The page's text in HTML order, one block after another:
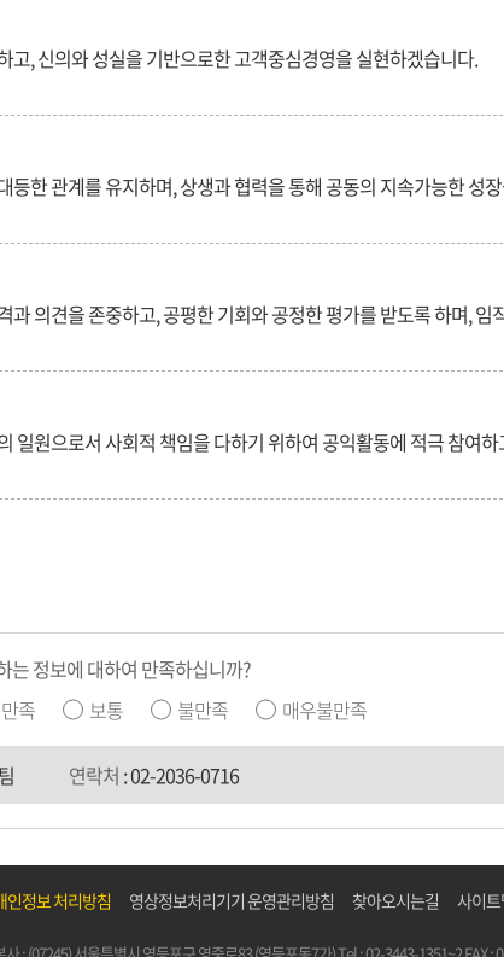
고, 신의와 성실을 기반으로한 고객중심경영을 실현하겠습니다.
등한 관계를 유지하며, 상생과 협력을 통해 공동의 지속가능한 성
과 의견을 존중하고, 공평한 기회와 공정한 평가를 받도록 하며,
일원으로서 사회적 책임을 다하기 위하여 공익활동에 적극 참여
는 정보에 대하여 만족하십니까?
만족 보통 불만족 매우불만족
연락처 :02-2036-0716
인정보 처리방침 영상정보처리기기 운영관리방침 찾아오시는길 사이